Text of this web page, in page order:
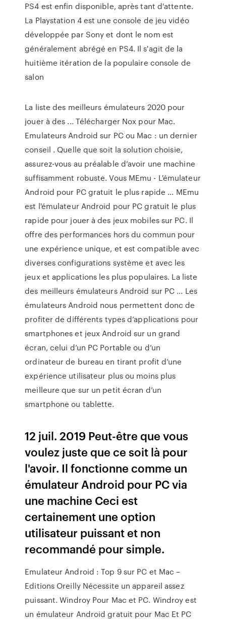
PS4 est enfin disponible, après tant d'attente.
La Playstation 4 est une console de jeu vidéo
développée par Sony et dont le nom est
généralement abrégé en PS4. Il s'agit de la
huitième itération de la populaire console de
salon
La liste des meilleurs émulateurs 2020 pour
jouer à des ... Télécharger Nox pour Mac.
Emulateurs Android sur PC ou Mac : un dernier
conseil . Quelle que soit la solution choisie,
assurez-vous au préalable d’avoir une machine
suffisamment robuste. Vous MEmu - L'émulateur
Android pour PC gratuit le plus rapide ... MEmu
est l'émulateur Android pour PC gratuit le plus
rapide pour jouer à des jeux mobiles sur PC. Il
offre des performances hors du commun pour
une expérience unique, et est compatible avec
diverses configurations système et avec les
jeux et applications les plus populaires. La liste
des meilleurs émulateurs Android sur PC ... Les
émulateurs Android nous permettent donc de
profiter de différents types d’applications pour
smartphones et jeux Android sur un grand
écran, celui d’un PC Portable ou d’un
ordinateur de bureau en tirant profit d’une
expérience utilisateur plus ou moins plus
meilleure que sur un petit écran d’un
smartphone ou tablette.
12 juil. 2019 Peut-être que vous
voulez juste que ce soit là pour
l'avoir. Il fonctionne comme un
émulateur Android pour PC via
une machine Ceci est
certainement une option
utilisateur puissant et non
recommandé pour simple.
Emulateur Android : Top 9 sur PC et Mac –
Editions Oreilly Nécessite un appareil assez
puissant. Windroy Pour Mac et PC. Windroy est
un émulateur Android gratuit pour Mac Et PC